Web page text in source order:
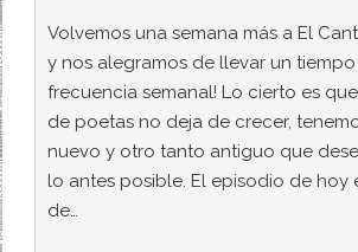
Volvemos una semana más a El
y nos alegramos de llevar un
frecuencia semanal! Lo cierto es
de poetas no deja de crecer,
nuevo y otro tanto antiguo que
lo antes posible. El episodio de hoy
de…